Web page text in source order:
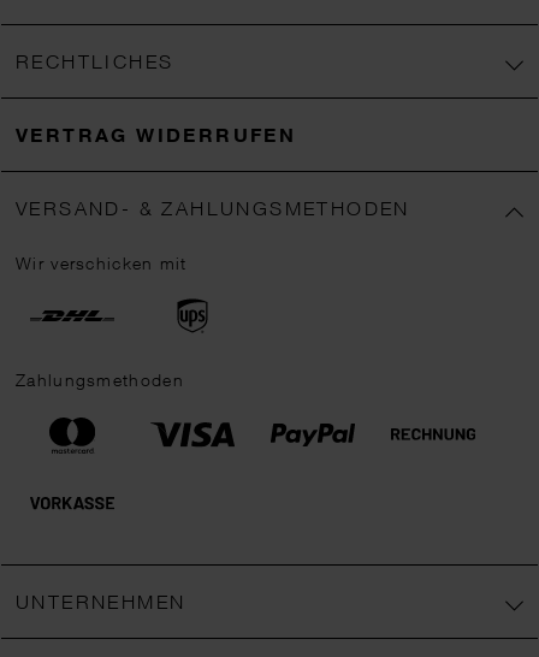
RECHTLICHES
VERTRAG WIDERRUFEN
VERSAND- & ZAHLUNGSMETHODEN
Wir verschicken mit
Zahlungsmethoden
UNTERNEHMEN